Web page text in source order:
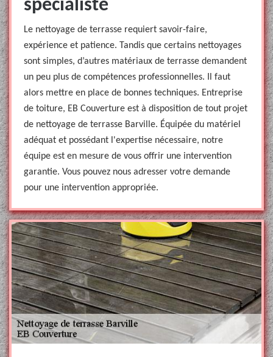
spécialiste
Le nettoyage de terrasse requiert savoir-faire,
expérience et patience. Tandis que certains nettoyages
sont simples, d’autres matériaux de terrasse demandent
un peu plus de compétences professionnelles. Il faut
alors mettre en place de bonnes techniques. Entreprise
de toiture, EB Couverture est à disposition de tout projet
de nettoyage de terrasse Barville. Équipée du matériel
adéquat et possédant l'expertise nécessaire, notre
équipe est en mesure de vous offrir une intervention
garantie. Vous pouvez nous adresser votre demande
pour une intervention appropriée.